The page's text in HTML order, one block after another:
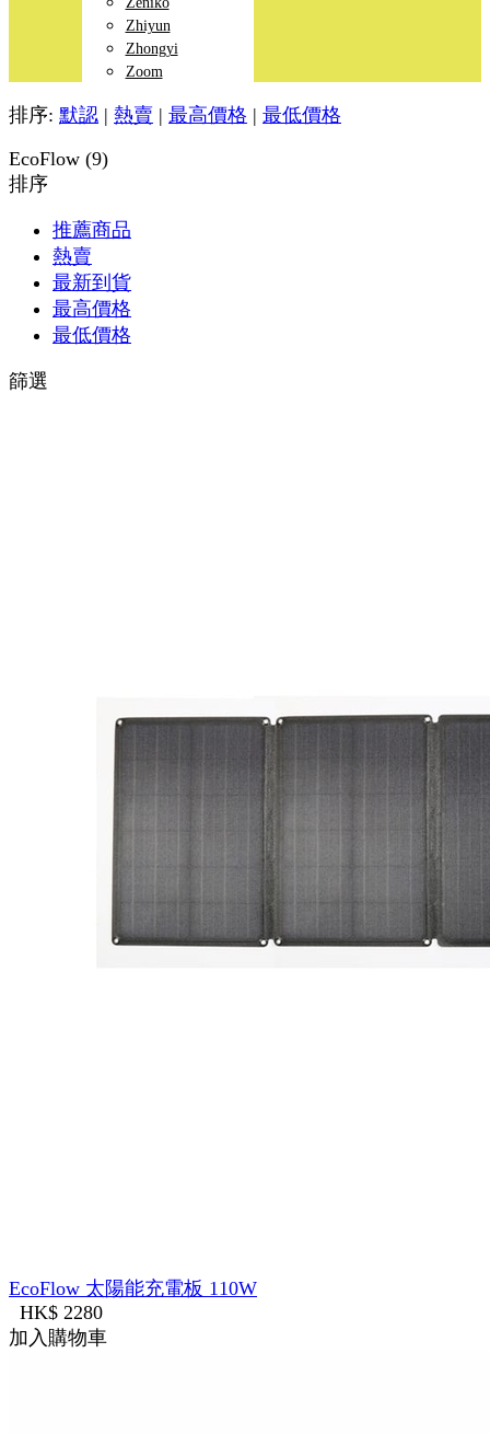
Zhiyun
Zhongyi
Zoom
排序: 默認 | 熱賣 | 最高價格 | 最低價格
EcoFlow (9)
排序
推薦商品
熱賣
最新到貨
最高價格
最低價格
篩選
EcoFlow 太陽能充電板 110W
HK$ 2280
加入購物車